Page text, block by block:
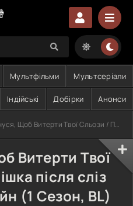
Мультфільми Мультсеріали
Індійські Добірки Анонси
Витерти Твої Сльози / Посмішка після сліз
Витерти Твої
після сліз
(1 Сезон, BL)